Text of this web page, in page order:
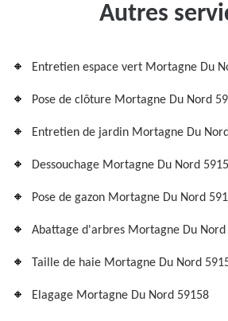
Autres
Entretien espace vert Mortagne Du
Pose de clôture Mortagne Du Nord
Entretien de jardin Mortagne Du
Dessouchage Mortagne Du Nord
Pose de gazon Mortagne Du Nord
Abattage d'arbres Mortagne Du Nord
Taille de haie Mortagne Du Nord
Elagage Mortagne Du Nord 59158